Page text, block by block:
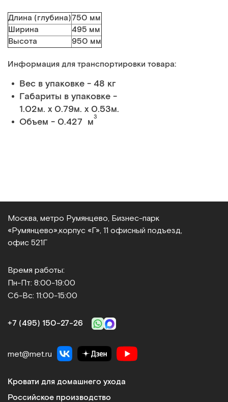
Длина (глубина)750 мм
Ширина
495 мм
Высота
950 мм
Информация для транспортировки товара:
Вес в упаковке - 48 кг
Габариты в упаковке -
1.02м. x 0.79м. x 0.53м.
Объем - 0.427 м3
Москва, метро Румянцево, Бизнес‑парк
«Румянцево», корпус «Г», 11 офисный подъезд,
офис 521Г
Время работы:
Пн-Пт: 8:00-19:00
Сб-Вс: 11:00-15:00
+7 (495) 150‑27‑26
met@met.ru
Кровати для домашнего ухода
Российское производство